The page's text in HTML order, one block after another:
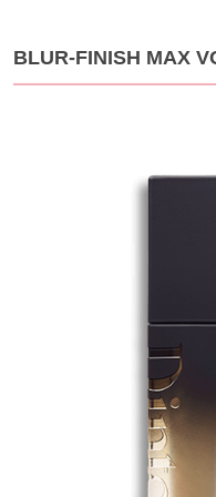
BLUR-FINISH MAX